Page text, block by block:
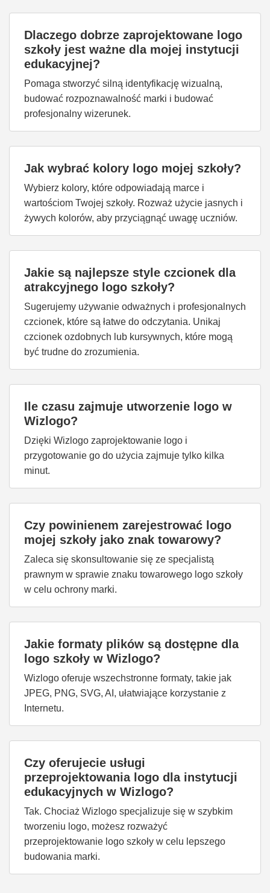
Dlaczego dobrze zaprojektowane logo
szkoły jest ważne dla mojej instytucji
edukacyjnej?
Pomaga stworzyć silną identyfikację wizualną,
budować rozpoznawalność marki i budować
profesjonalny wizerunek.
Jak wybrać kolory logo mojej szkoły?
Wybierz kolory, które odpowiadają marce i
wartościom Twojej szkoły. Rozważ użycie jasnych i
żywych kolorów, aby przyciągnąć uwagę uczniów.
Jakie są najlepsze style czcionek dla
atrakcyjnego logo szkoły?
Sugerujemy używanie odważnych i profesjonalnych
czcionek, które są łatwe do odczytania. Unikaj
czcionek ozdobnych lub kursywnych, które mogą
być trudne do zrozumienia.
Ile czasu zajmuje utworzenie logo w
Wizlogo?
Dzięki Wizlogo zaprojektowanie logo i
przygotowanie go do użycia zajmuje tylko kilka
minut.
Czy powinienem zarejestrować logo
mojej szkoły jako znak towarowy?
Zaleca się skonsultowanie się ze specjalistą
prawnym w sprawie znaku towarowego logo szkoły
w celu ochrony marki.
Jakie formaty plików są dostępne dla
logo szkoły w Wizlogo?
Wizlogo oferuje wszechstronne formaty, takie jak
JPEG, PNG, SVG, AI, ułatwiające korzystanie z
Internetu.
Czy oferujecie usługi
przeprojektowania logo dla instytucji
edukacyjnych w Wizlogo?
Tak. Chociaż Wizlogo specjalizuje się w szybkim
tworzeniu logo, możesz rozważyć
przeprojektowanie logo szkoły w celu lepszego
budowania marki.